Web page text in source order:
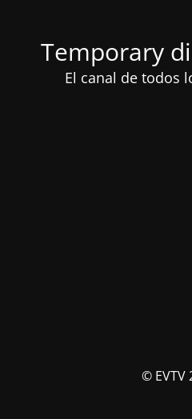
Temporary
El canal de todos
© EVTV